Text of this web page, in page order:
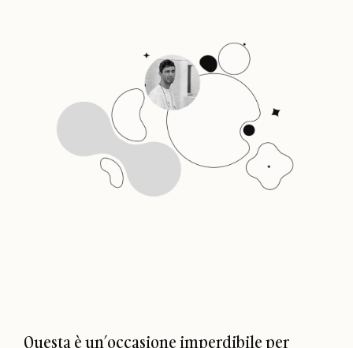
Questa è un’occasione imperdibile per